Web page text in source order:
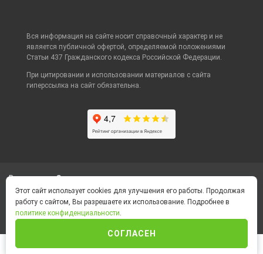
Вся информация на сайте носит справочный характер и не
является публичной офертой, определяемой положениями
Статьи 437 Гражданского кодекса Российской Федерации.
При цитировании и использовании материалов с сайта
гиперссылка на сайт обязательна.
Ваш город Самара
Политика конфиденциальности
Foot Container © 2026
Этот сайт использует cookies для улучшения его работы. Продолжая
работу с сайтом, Вы разрешаете их использование. Подробнее в
политике конфиденциальности.
СОГЛАСЕН